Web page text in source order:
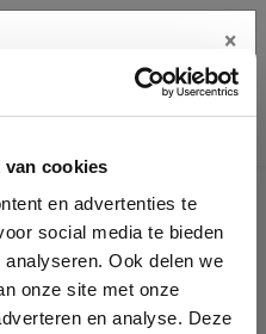
van cookies
en advertenties te
social media te bieden
Ook delen we
onze site met onze
en analyse. Deze
details
×